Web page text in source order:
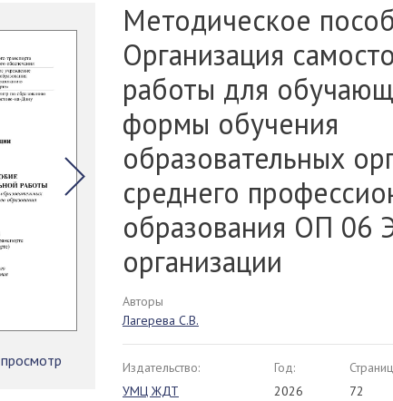
Методическое
Организация
работы для
формы обучения
образовательных
среднего
образования ОП 06
организации
Авторы
Лагерева С.В.
Издательство:
УМЦ ЖДТ
Год:
2026
72